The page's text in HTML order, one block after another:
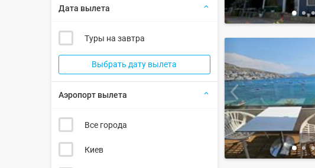
Дата вылета
Туры на завтра
Выбрать дату вылета
Аэропорт вылета
Все города
Киев